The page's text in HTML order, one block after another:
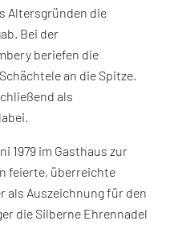
Altersgründen die
Bei der
beriefen die
an die Spitze.
als
1979 im Gasthaus zur
feierte, überreichte
als Auszeichnung für den
die Silberne Ehrennadel